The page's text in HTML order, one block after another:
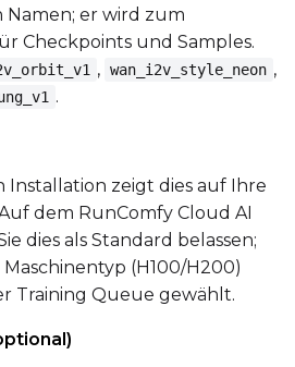
Namen; er wird zum
Checkpoints und Samples.
, wan_i2v_style_neon ,
.
Installation zeigt dies auf Ihre
dem RunComfy Cloud AI
dies als Standard belassen;
(H100/H200)
Training Queue gewählt.